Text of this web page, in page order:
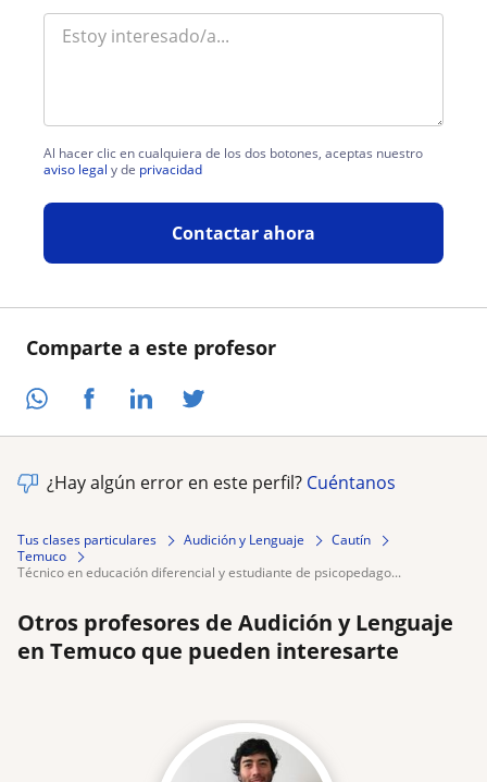
Comparte a este profesor
Al hacer clic en cualquiera de los dos botones, aceptas nuestro
aviso legal y de privacidad
Contactar ahora
¿Hay algún error en este perfil? Cuéntanos
Tus clases particulares Audición y Lenguaje
Cautín
Temuco
técnico en educación diferencial y estudiante de psicopedago...
Otros profesores de Audición y Lenguaje
en Temuco que pueden interesarte